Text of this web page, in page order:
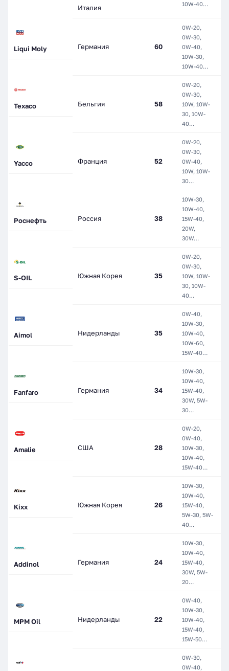
Италия 10W-40…
Liqui Moly Германия 60
0W-20,
0W-30,
0W-40,
10W-30,
10W-40…
Texaco Бельгия 58
0W-20,
0W-30,
10W, 10W-
30, 10W-
40…
Yacco Франция 52
0W-20,
0W-30,
0W-40,
10W, 10W-
30…
Роснефть Россия 38
10W-30,
10W-40,
15W-40,
20W,
30W…
S-OIL Южная Корея 35
0W-20,
0W-30,
10W, 10W-
30, 10W-
40…
Aimol Нидерланды 35
0W-40,
10W-30,
10W-40,
10W-60,
15W-40…
Fanfaro Германия 34
10W-30,
10W-40,
15W-40,
30W, 5W-
30…
Amalie США 28
0W-20,
0W-40,
10W-30,
10W-40,
15W-40…
Kixx Южная Корея 26
10W-30,
10W-40,
15W-40,
5W-30, 5W-
40…
Addinol Германия 24
10W-30,
10W-40,
15W-40,
30W, 5W-
20…
MPM Oil Нидерланды 22
0W-40,
10W-30,
10W-40,
15W-40,
15W-50…
0W-30,
0W-40,